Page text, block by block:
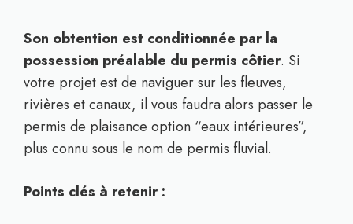
Son obtention est conditionnée par la
possession préalable du permis côtier. Si
votre projet est de naviguer sur les fleuves,
rivières et canaux, il vous faudra alors passer le
permis de plaisance option “eaux intérieures”,
plus connu sous le nom de permis fluvial.
Points clés à retenir :